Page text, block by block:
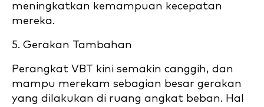
meningkatkan kemampuan kecepatan
mereka.
5. Gerakan Tambahan
Perangkat VBT kini semakin canggih, dan
mampu merekam sebagian besar gerakan
yang dilakukan di ruang angkat beban. Hal